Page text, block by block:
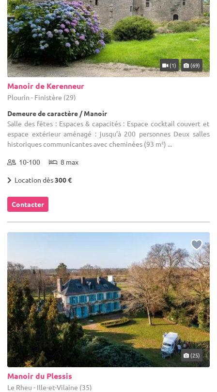
(1) (69)
Manoir de Kerenneur
Plourin - Finistère (29)
Demeure de caractère / Manoir
Salle des fêtes : Espaces & capacités : Espace cocktail couvert et
espace extérieur aménagé : jusqu’à 200 personnes Deux salles
historiques communicantes avec cheminées (93 m²) ...
10-100 8 max
Location dès300 €
Contacter
(25)
Manoir du Plessis
Le Rheu - Ille-et-Vilaine (35)